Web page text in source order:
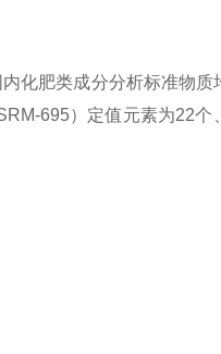
化肥类成分分析标准物质
695）定值元素为22个